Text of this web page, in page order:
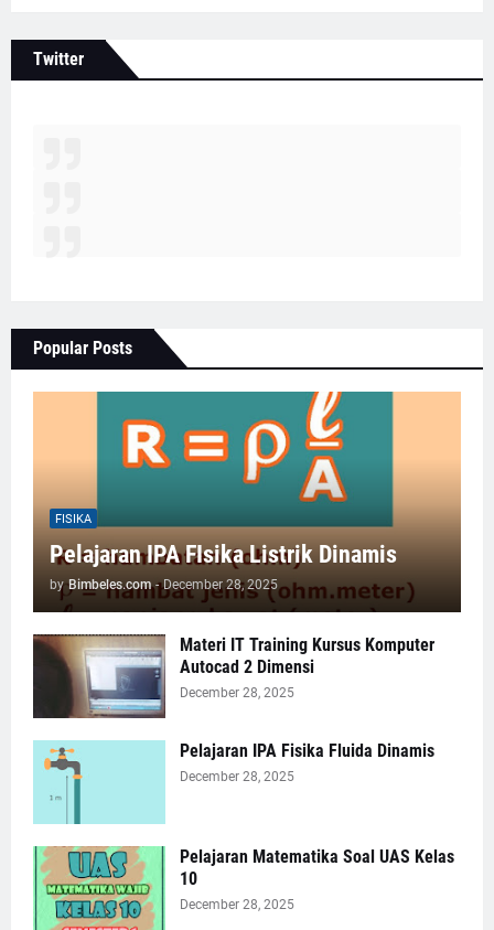
Twitter
Popular Posts
FISIKA
Pelajaran IPA FIsika Listrik Dinamis
by Bimbeles.com - December 28, 2025
Materi IT Training Kursus Komputer
Autocad 2 Dimensi
December 28, 2025
Pelajaran IPA Fisika Fluida Dinamis
December 28, 2025
Pelajaran Matematika Soal UAS Kelas
10
December 28, 2025